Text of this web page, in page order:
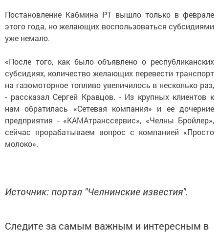
Постановление Кабмина РТ вышло только в феврале
этого года, но желающих воспользоваться субсидиями
уже немало.
«После того, как было объявлено о республиканских
субсидиях, количество желающих перевести транспорт
на газомоторное топливо увеличилось в несколько раз,
- рассказал Сергей Кравцов. - Из крупных клиентов к
нам обратилась «Сетевая компания» и ее дочерние
предприятия - «КАМАтранссервис», «Челны Бройлер»,
сейчас прорабатываем вопрос с компанией «Просто
молоко».
Источник: портал "Челнинские известия".
Следите за самым важным и интересным в